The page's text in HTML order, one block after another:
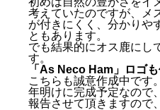
考えていたのですが、メ
が付きにくく、分かりや
ともあります。
でも結果的にオス鹿にし
す。
「As Neco Ham」ロゴも
こちらも誠意作成中です。
年明けに完成予定なので
報告させて頂きますので
「Minenohara Crafts」のロ
新緑をイメージカラーに
象徴的なものを中心に
根子岳・四阿山から登る
鹿は延命長寿の象徴
「As Neco Ham」ロゴも作